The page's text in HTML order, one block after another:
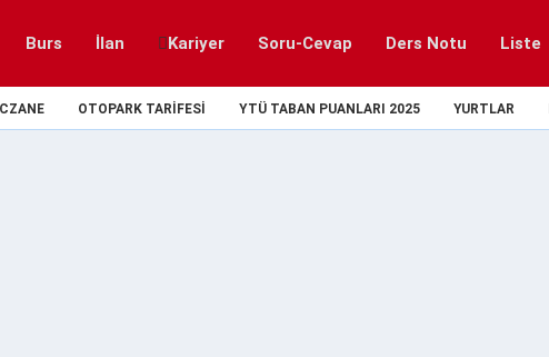
Burs İlan Kariyer Soru-Cevap Ders Notu Liste
OTOPARK TARIFESI YTÜ TABAN PUANLARI 2025 YURTLAR